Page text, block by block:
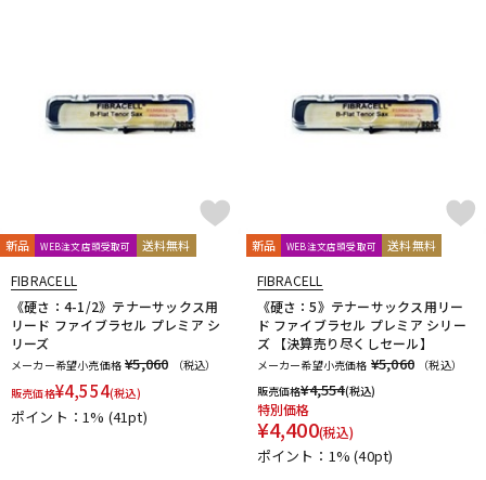
新品 WEB注文店頭受取可 送料無料
FIBRACELL
《硬さ：4-1/2》テナーサックス用
リード ファイブラセル プレミア シ
リーズ
メーカー希望小売価格 ¥5,060
（税込）
販売価格¥4,554(税込)
ポイント：1% (41pt)
新品 WEB注文店頭受取可 送料無料
FIBRACELL
《硬さ：5》テナーサックス用リー
ド ファイブラセル プレミア シリー
ズ 【決算売り尽くしセール】
メーカー希望小売価格 ¥5,060
（税込）
販売価格¥4,554(税込)
特別価格
¥4,400(税込)
ポイント：1%(40pt)